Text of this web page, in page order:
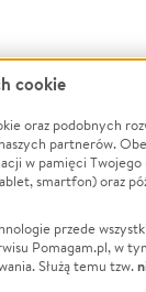
cookie
oraz podobnych
partnerów.
w pamięci Twojego
smartfon) oraz
przede
Pomagam.pl, w
Służą temu tzw.